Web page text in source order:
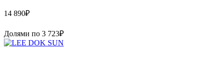
14 890₽
Долями по 3 723₽